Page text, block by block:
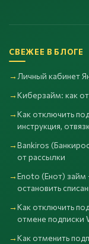
СВЕЖЕЕ В БЛОГЕ
Личный кабинет
Киберзайм: как
Как отключить
инструкция,
Bankiros
от рассылки
Enoto (Енот) займ
остановить
Как отключить
отмене подписки
Как отменить